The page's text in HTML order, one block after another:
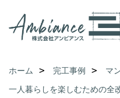
ホーム 完工事例 マ
一人暮らしを楽しむための全